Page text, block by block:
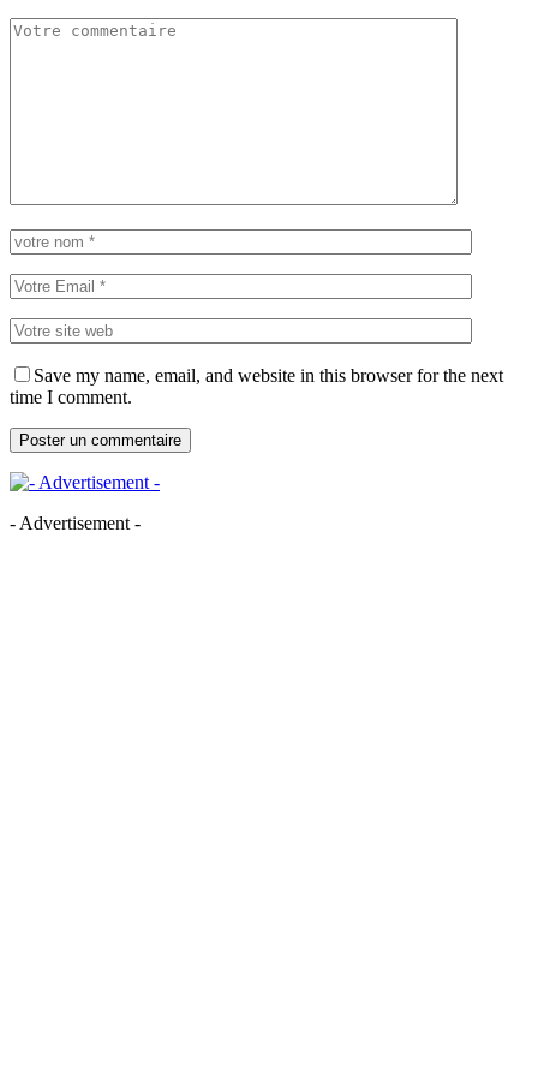
Save my name, email, and website in this browser for the next
time I comment.
- Advertisement -